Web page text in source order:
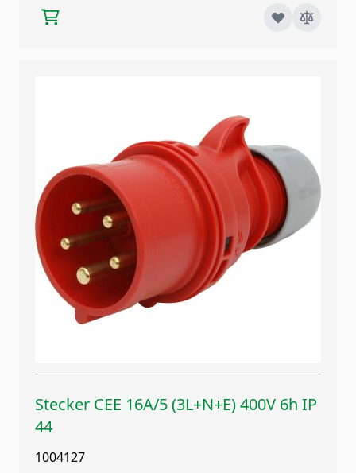
Stecker CEE 16A/5 (3L+N+E) 400V 6h IP
44
1004127